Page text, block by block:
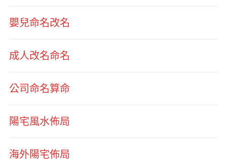
嬰兒命名改名
成人改名命名
公司命名算命
陽宅風水佈局
海外陽宅佈局